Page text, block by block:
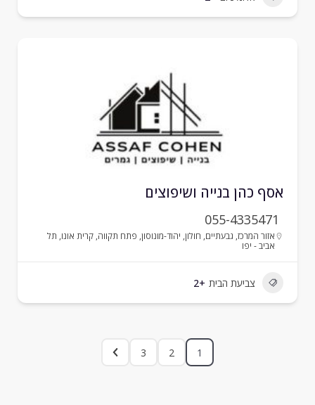
כהן בנייה ושיפוצים
055-4335471
אזור המרכז,גבעתיים, חולון,יהוד-מונוסון,פתח תקווה,קרית אונו ,תל
צביעת הבית +2